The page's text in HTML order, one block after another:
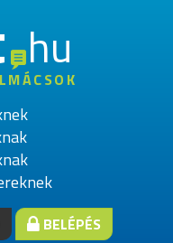
hu
BELÉPÉS